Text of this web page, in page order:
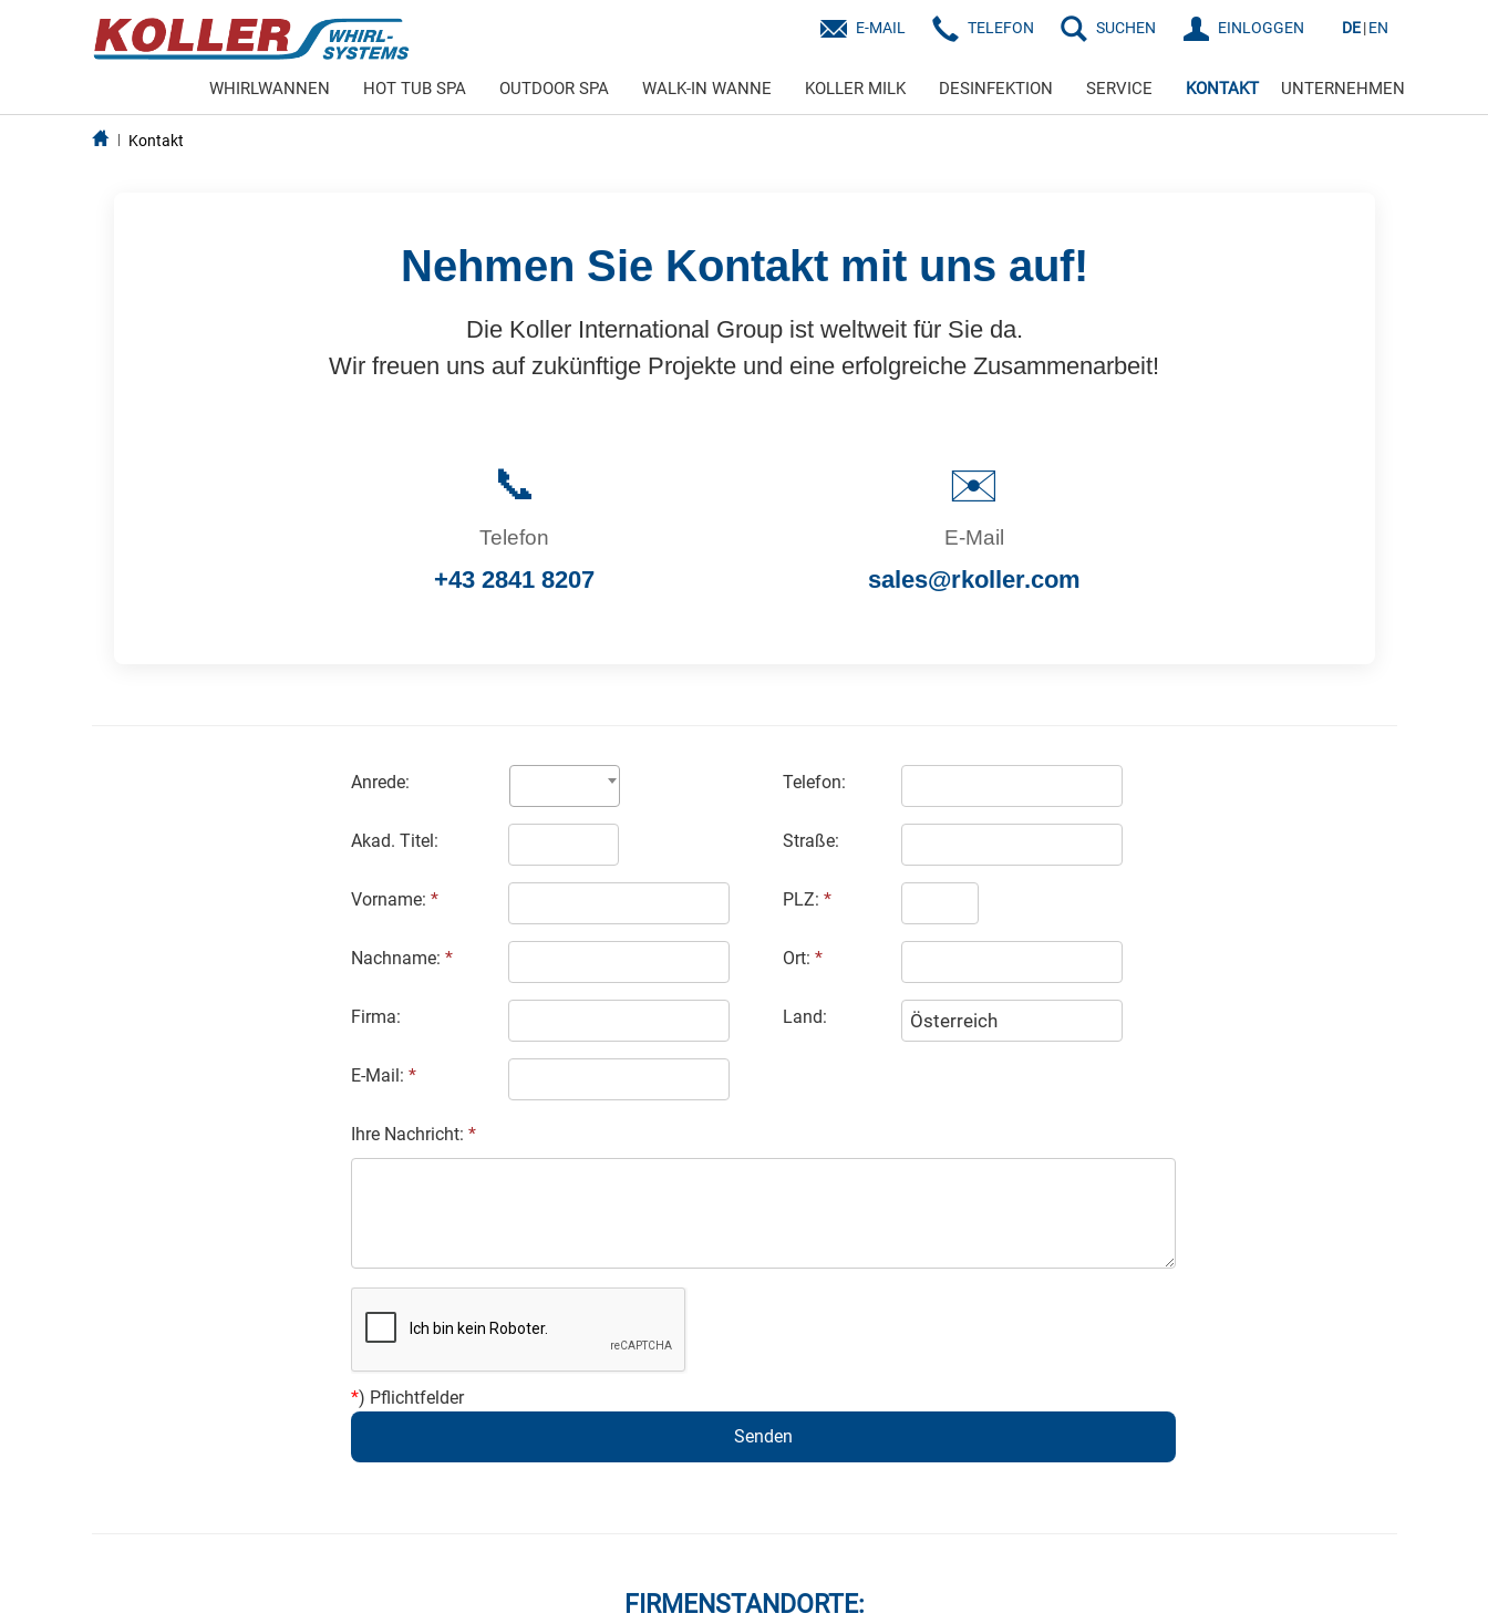
E-MAIL TELEFON SUCHEN EINLOGGEN DE EN
WHIRLWANNEN HOT TUB SPA OUTDOOR SPA WALK-IN WANNE KOLLER MILK DESINFEKTION SERVICE KONTAKT UNTERNEHMEN
Kontakt
Nehmen Sie Kontakt mit uns auf!
Die Koller International Group ist weltweit für Sie da.
Wir freuen uns auf zukünftige Projekte und eine erfolgreiche Zusammenarbeit!
📞
Telefon
+43 2841 8207
✉️
E-Mail
sales@rkoller.com
Anrede:
Akad. Titel:
Vorname: *
Nachname: *
Firma:
E-Mail: *
Telefon:
Straße:
PLZ: *
Ort: *
Land:
Ihre Nachricht: *
*) Pflichtfelder
FIRMENSTANDORTE: